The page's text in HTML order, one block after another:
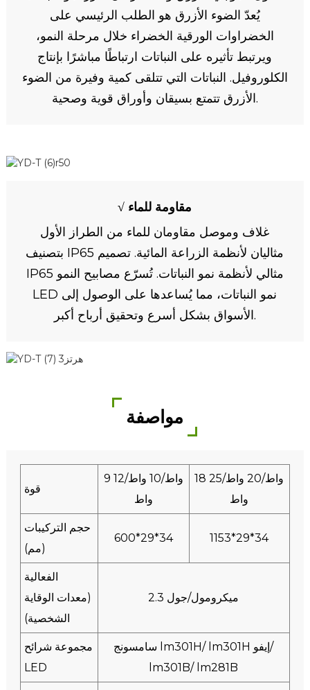
يُعدّ الضوء الأزرق هو الطلب الرئيسي على
الخضراوات الورقية الخضراء خلال مرحلة النمو،
ويرتبط تأثيره على النباتات ارتباطًا مباشرًا بإنتاج
الكلوروفيل. النباتات التي تتلقى كمية وفيرة من الضوء
الأزرق تتمتع بسيقان وأوراق قوية وصحية.
√ مقاومة للماء
غلاف وموصل مقاومان للماء من الطراز الأول
بتصنيف IP65 مثاليان لأنظمة الزراعة المائية. تصميم
IP65 مثالي لأنظمة نمو النباتات. تُسرّع مصابيح النمو
LED نمو النباتات، مما يُساعدها على الوصول إلى
الأسواق بشكل أسرع وتحقيق أرباح أكبر.
مواصفة
قوة
9 واط/10 واط/12
واط
18 واط/20 واط/25
واط
حجم التركيبات
(مم)
600*29*34 1153*29*34
الفعالية
(معدات الوقاية
الشخصية)
2.3 ميكرومول/جول
مجموعة شرائح
LED
سامسونج lm301H/ lm301H إيفو/
lm301B/ lm281B